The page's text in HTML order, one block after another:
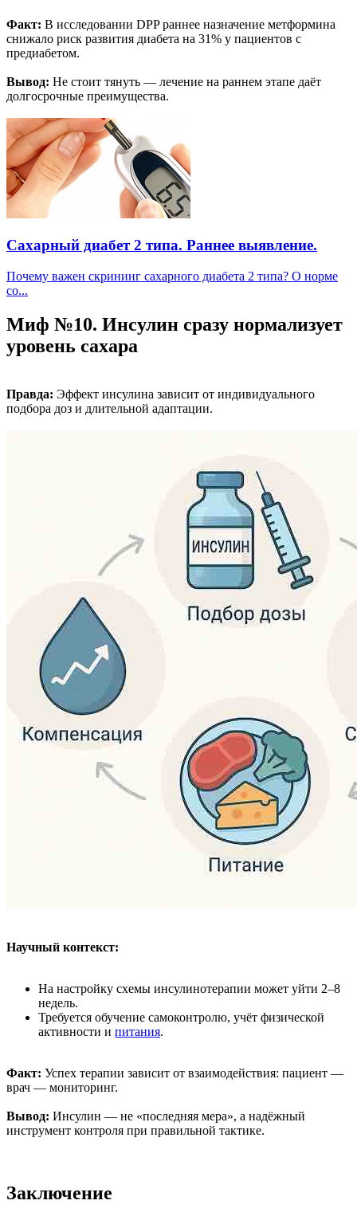
Факт: В исследовании DPP раннее назначение метформина
снижало риск развития диабета на 31% у пациентов с
предиабетом.
Вывод: Не стоит тянуть — лечение на раннем этапе даёт
долгосрочные преимущества.
Сахарный диабет 2 типа. Раннее выявление.
Почему важен скрининг сахарного диабета 2 типа? О норме
со...
Миф №10. Инсулин сразу нормализует
уровень сахара
Правда: Эффект инсулина зависит от индивидуального
подбора доз и длительной адаптации.
Научный контекст:
На настройку схемы инсулинотерапии может уйти 2–8
недель.
Требуется обучение самоконтролю, учёт физической
активности и питания.
Факт: Успех терапии зависит от взаимодействия: пациент —
врач — мониторинг.
Вывод: Инсулин — не «последняя мера», а надёжный
инструмент контроля при правильной тактике.
Заключение